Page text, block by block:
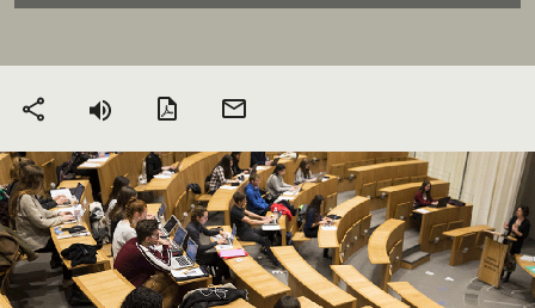
Partager Version PDF